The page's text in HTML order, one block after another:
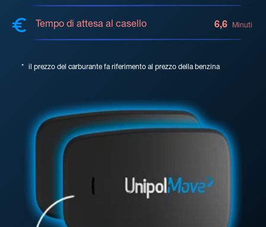
Tempo di attesa al casello 6,6 Minuti
* il prezzo del carburante fa riferimento al prezzo della benzina